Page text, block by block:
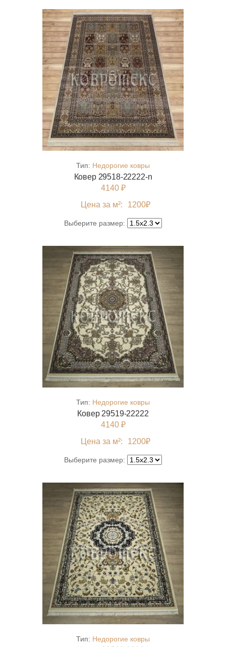
Тип: Недорогие ковры
Ковер 29518-22222-n
4140 ₽
Цена за м²:
1200₽
Выберите размер:
Тип: Недорогие ковры
Ковер 29519-22222
4140 ₽
Цена за м²:
1200₽
Выберите размер:
Тип: Недорогие ковры